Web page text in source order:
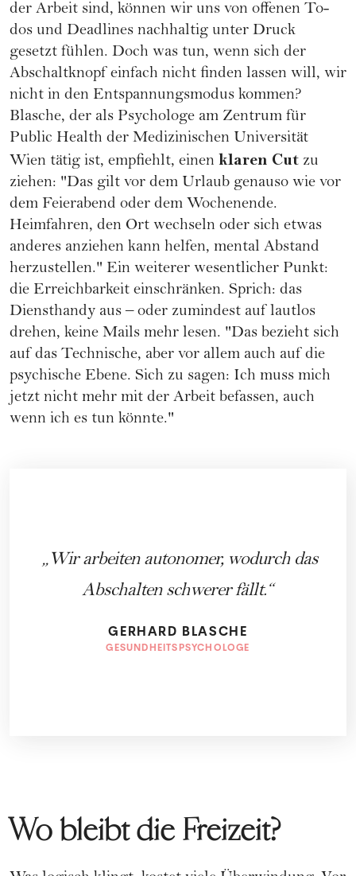
der Arbeit sind, können wir uns von offenen To-
dos und Deadlines nachhaltig unter Druck
gesetzt fühlen. Doch was tun, wenn sich der
Abschaltknopf einfach nicht finden lassen will, wir
nicht in den Entspannungsmodus kommen?
Blasche, der als Psychologe am Zentrum für
Public Health der Medizinischen Universität
Wien tätig ist, empfiehlt, einen klaren Cut zu
ziehen: "Das gilt vor dem Urlaub genauso wie vor
dem Feierabend oder dem Wochenende.
Heimfahren, den Ort wechseln oder sich etwas
anderes anziehen kann helfen, mental Abstand
herzustellen." Ein weiterer wesentlicher Punkt:
die Erreichbarkeit einschränken. Sprich: das
Diensthandy aus – oder zumindest auf lautlos
drehen, keine Mails mehr lesen. "Das bezieht sich
auf das Technische, aber vor allem auch auf die
psychische Ebene. Sich zu sagen: Ich muss mich
jetzt nicht mehr mit der Arbeit befassen, auch
wenn ich es tun könnte."
Wir arbeiten autonomer, wodurch das
Abschalten schwerer fällt.
GERHARD BLASCHE
GESUNDHEITSPSYCHOLOGE
Wo bleibt die Freizeit?